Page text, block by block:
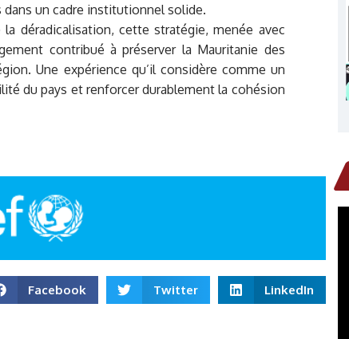
un cadre institutionnel solide.
déradicalisation, cette stratégie, menée avec
contribué à préserver la Mauritanie des
Une expérience qu’il considère comme un
du pays et renforcer durablement la cohésion
Facebook Twitter LinkedIn